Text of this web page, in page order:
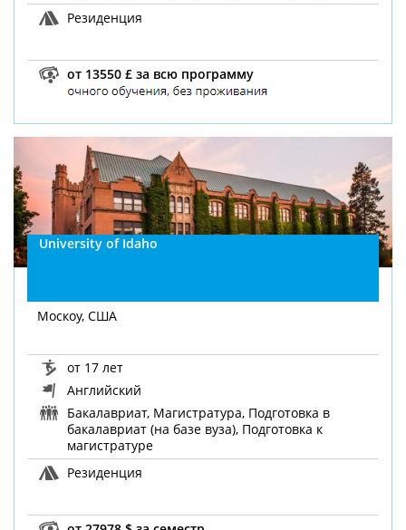
Резиденция
от 13550 £ за всю программу
University of Idaho
Москоу, США
от 17 лет
Английский
Бакалавриат, Магистратура, Подготовка в
бакалавриат (на базе вуза), Подготовка к
магистратуре
Резиденция